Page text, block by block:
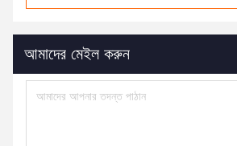
আমাদের মেইল ​​করুন